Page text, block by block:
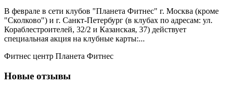
В феврале в сети клубов "Планета Фитнес" г. Москва (кроме
"Сколково") и г. Санкт-Петербург (в клубах по адресам: ул.
Кораблестроителей, 32/2 и Казанская, 37) действует
специальная акция на клубные карты:...
Фитнес центр Планета Фитнес
Новые отзывы